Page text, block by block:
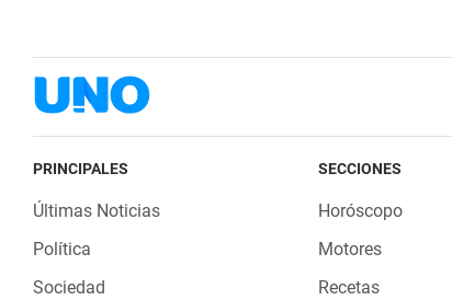
PRINCIPALES
Últimas Noticias
Política
Sociedad
SECCIONES
Horóscopo
Motores
Recetas